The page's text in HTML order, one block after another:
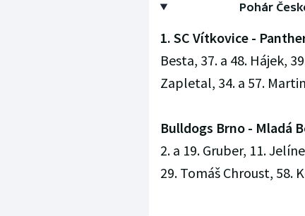
Pohár
1. SC Vítkovice -
Besta, 37. a 48. Hájek,
Zapletal, 34. a 57.
Bulldogs Brno - Mladá
2. a 19. Gruber, 11.
29. Tomáš Chroust, 58.